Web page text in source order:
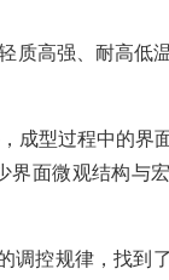
质高强、耐高低
成型过程中的界
界面微观结构与
调控规律，找到